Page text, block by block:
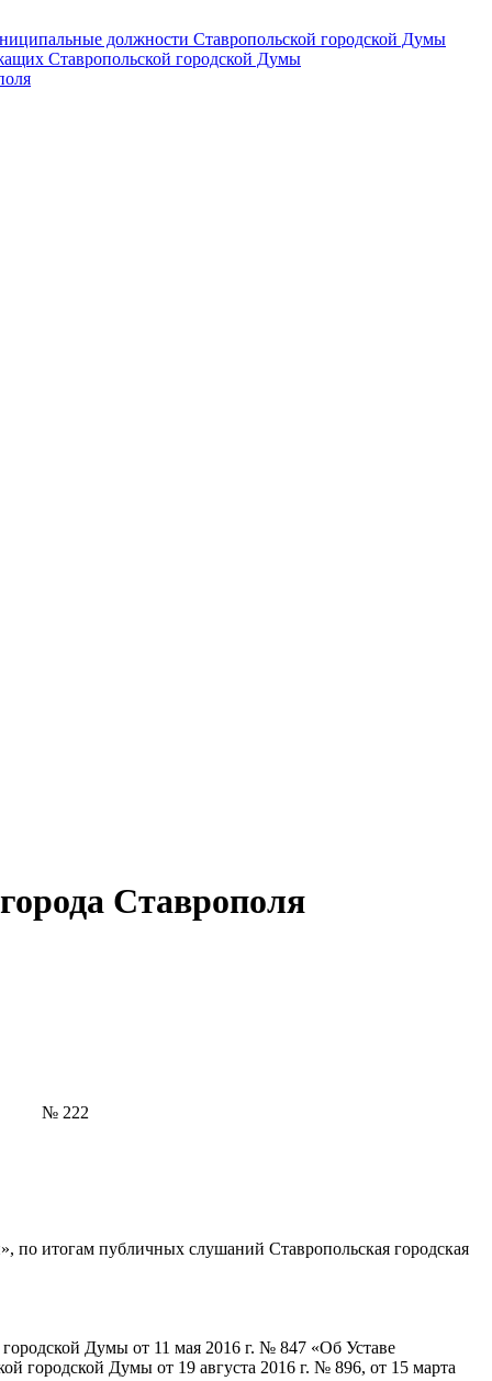
должности Ставропольской городской Думы
Ставропольской городской Думы
Ставрополя
222
по итогам публичных слушаний Ставропольская городская
Думы от 11 мая 2016 г. № 847 «Об Уставе
городской Думы от 19 августа 2016 г. № 896, от 15 марта